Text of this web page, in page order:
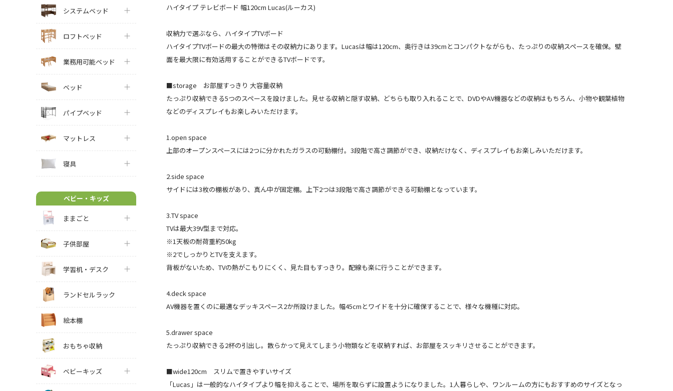
システムベッド
ロフトベッド
業務用可能ベッド
ベッド
パイプベッド
マットレス
寝具
ベビー・キッズ
ままごと
子供部屋
学習机・デスク
ランドセルラック
絵本棚
おもちゃ収納
ベビーキッズ
ハイタイプ テレビボード 幅120cm Lucas(ルーカス)
収納力で選ぶなら、ハイタイプTVボード
ハイタイプTVボードの最大の特徴はその収納力にあります。Lucasは幅は120cm、奥行きは39cmとコンパクトながらも、たっぷりの収納スペースを確保。壁
面を最大限に有効活用することができるTVボードです。
■storage お部屋すっきり 大容量収納
たっぷり収納できる5つのスペースを設けました。見せる収納と隠す収納、どちらも取り入れることで、DVDやAV機器などの収納はもちろん、小物や観葉植物
などのディスプレイもお楽しみいただけます。
1.open space
上部のオープンスペースには2つに分かれたガラスの可動棚付。3段階で高さ調節ができ、収納だけなく、ディスプレイもお楽しみいただけます。
2.side space
サイドには3枚の棚板があり、真ん中が固定棚。上下2つは3段階で高さ調節ができる可動棚となっています。
3.TV space
TVは最大39V型まで対応。
※1天板の耐荷重約50kg
※2でしっかりとTVを支えます。
背板がないため、TVの熱がこもりにくく、見た目もすっきり。配線も楽に行うことができます。
4.deck space
AV機器を置くのに最適なデッキスペース2か所設けました。幅45cmとワイドを十分に確保することで、様々な機種に対応。
5.drawer space
たっぷり収納できる2杯の引出し。散らかって見えてしまう小物類などを収納すれば、お部屋をスッキリさせることができます。
■wide120cm スリムで置きやすいサイズ
「Lucas」は一般的なハイタイプより幅を抑えることで、場所を取らずに設置ようになりました。1人暮らしや、ワンルームの方にもおすすめのサイズとなっ